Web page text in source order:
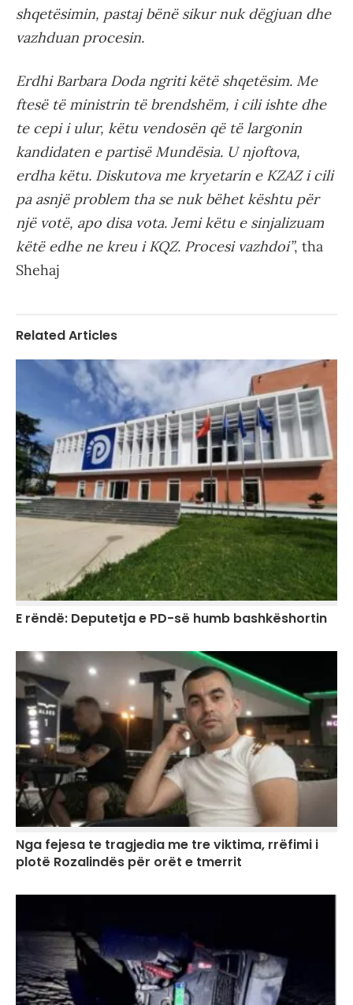
shqetësimin, pastaj bënë sikur nuk dëgjuan dhe
vazhduan procesin.
Erdhi Barbara Doda ngriti këtë shqetësim. Me
ftesë të ministrin të brendshëm, i cili ishte dhe
te cepi i ulur, këtu vendosën që të largonin
kandidaten e partisë Mundësia. U njoftova,
erdha këtu. Diskutova me kryetarin e KZAZ i cili
pa asnjë problem tha se nuk bëhet kështu për
një votë, apo disa vota. Jemi këtu e sinjalizuam
këtë edhe ne kreu i KQZ. Procesi vazhdoi”, tha
Shehaj
Related Articles
E rëndë: Deputetja e PD-së humb bashkëshortin
Nga fejesa te tragjedia me tre viktima, rrëfimi i
plotë Rozalindës për orët e tmerrit